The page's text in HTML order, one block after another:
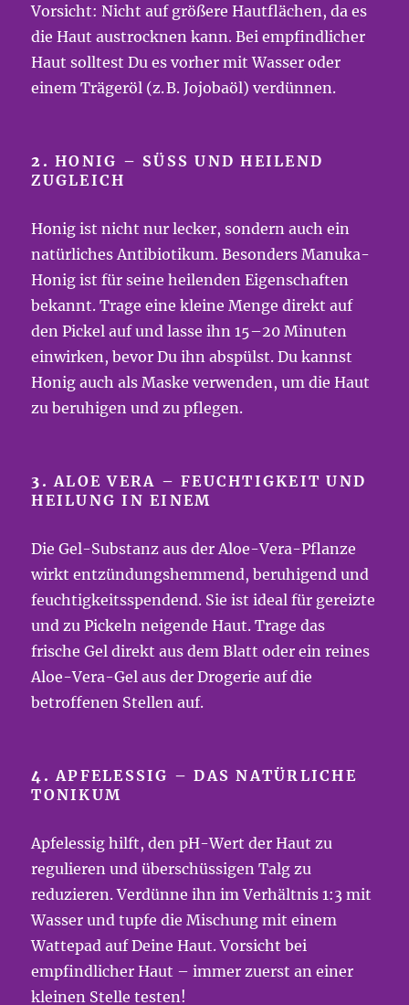
Vorsicht: Nicht auf größere Hautflächen, da es
die Haut austrocknen kann. Bei empfindlicher
Haut solltest Du es vorher mit Wasser oder
einem Trägeröl (z. B. Jojobaöl) verdünnen.
2.HONIG – SÜSS UND HEILEND Z
UGLEICH
Honig ist nicht nur lecker, sondern auch ein
natürliches Antibiotikum. Besonders Manuka-
Honig ist für seine heilenden Eigenschaften
bekannt. Trage eine kleine Menge direkt auf
den Pickel auf und lasse ihn 15–20 Minuten
einwirken, bevor Du ihn abspülst. Du kannst
Honig auch als Maske verwenden, um die Haut
zu beruhigen und zu pflegen.
3.ALOE VERA – FEUCHTIGKEIT UND
HEILUNG IN EINEM
Die Gel-Substanz aus der Aloe-Vera-Pflanze
wirkt entzündungshemmend, beruhigend und
feuchtigkeitsspendend. Sie ist ideal für gereizte
und zu Pickeln neigende Haut. Trage das
frische Gel direkt aus dem Blatt oder ein reines
Aloe-Vera-Gel aus der Drogerie auf die
betroffenen Stellen auf.
4.APFELESSIG – DAS NATÜRLICHE
TONIKUM
Apfelessig hilft, den pH-Wert der Haut zu
regulieren und überschüssigen Talg zu
reduzieren. Verdünne ihn im Verhältnis 1:3 mit
Wasser und tupfe die Mischung mit einem
Wattepad auf Deine Haut. Vorsicht bei
empfindlicher Haut – immer zuerst an einer
kleinen Stelle testen!